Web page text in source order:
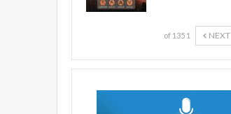
NEXT
1 of 135